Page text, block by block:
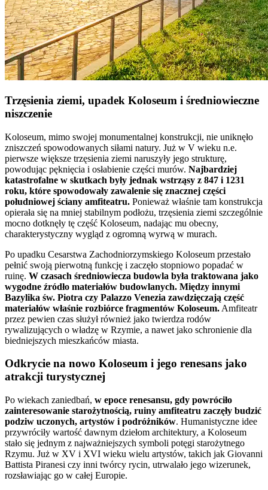
Trzęsienia ziemi, upadek Koloseum i średniowieczne
niszczenie
Koloseum, mimo swojej monumentalnej konstrukcji, nie uniknęło
zniszczeń spowodowanych siłami natury. Już w V wieku n.e.
pierwsze większe trzęsienia ziemi naruszyły jego strukturę,
powodując pęknięcia i osłabienie części murów. Najbardziej
katastrofalne w skutkach były jednak wstrząsy z 847 i 1231
roku, które spowodowały zawalenie się znacznej części
południowej ściany amfiteatru. Ponieważ właśnie tam konstrukcja
opierała się na mniej stabilnym podłożu, trzęsienia ziemi szczególnie
mocno dotknęły tę część Koloseum, nadając mu obecny,
charakterystyczny wygląd z ogromną wyrwą w murach.
Po upadku Cesarstwa Zachodniorzymskiego Koloseum przestało
pełnić swoją pierwotną funkcję i zaczęło stopniowo popadać w
ruinę. W czasach średniowiecza budowla była traktowana jako
wygodne źródło materiałów budowlanych. Między innymi
Bazylika św. Piotra czy Palazzo Venezia zawdzięczają część
materiałów właśnie rozbiórce fragmentów Koloseum. Amfiteatr
przez pewien czas służył również jako twierdza rodów
rywalizujących o władzę w Rzymie, a nawet jako schronienie dla
biedniejszych mieszkańców miasta.
Odkrycie na nowo Koloseum i jego renesans jako
atrakcji turystycznej
Po wiekach zaniedbań, w epoce renesansu, gdy powróciło
zainteresowanie starożytnością, ruiny amfiteatru zaczęły budzić
podziw uczonych, artystów i podróżników. Humanistyczne idee
przywróciły wartość dawnym dziełom architektury, a Koloseum
stało się jednym z najważniejszych symboli potęgi starożytnego
Rzymu. Już w XV i XVI wieku wielu artystów, takich jak Giovanni
Battista Piranesi czy inni twórcy rycin, utrwalało jego wizerunek,
rozsławiając go w całej Europie.